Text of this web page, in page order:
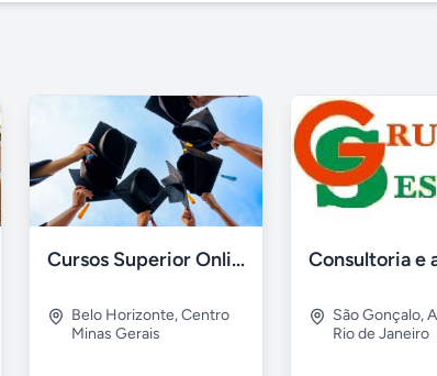
Cursos Superior Online - Sem pagamento adiantado
Belo Horizonte,Centro
Minas Gerais
São Gonçalo,
Rio de Janeiro